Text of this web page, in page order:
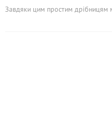
Завдяки цим простим дрібницям